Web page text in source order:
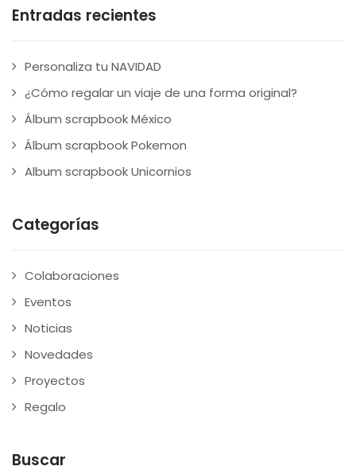
Entradas recientes
Personaliza tu NAVIDAD
¿Cómo regalar un viaje de una forma original?
Álbum scrapbook México
Álbum scrapbook Pokemon
Album scrapbook Unicornios
Categorías
Colaboraciones
Eventos
Noticias
Novedades
Proyectos
Regalo
Buscar